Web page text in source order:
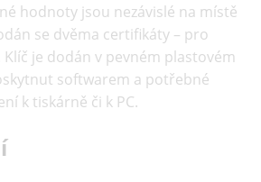
hodnoty jsou nezávislé na místě
se dvěma certifikáty – pro
je dodán v pevném plastovém
softwarem a potřebné
k tiskárně či k PC.